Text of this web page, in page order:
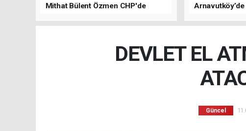
Mithat Bülent Özmen CHP'de
Arnavutköy’de
DEVLET EL
Güncel